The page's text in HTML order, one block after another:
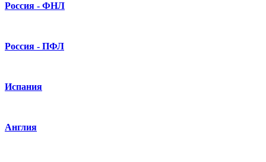
Россия - ФНЛ
Россия - ПФЛ
Испания
Англия